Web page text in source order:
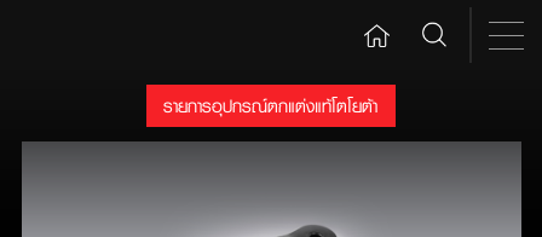
รายการอุปกรณ์ตกแต่งแท้โตโยต้า